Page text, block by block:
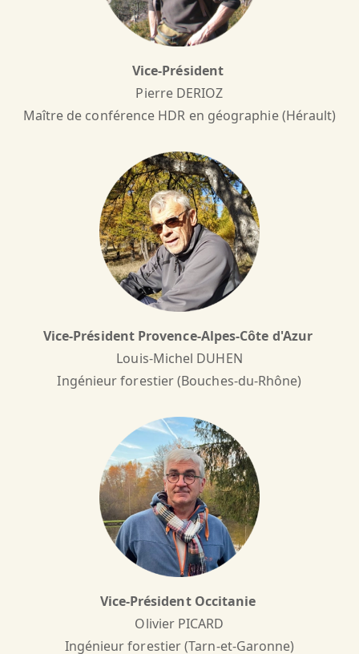
Vice-Président
Pierre DERIOZ
Maître de conférence HDR en géographie (Hérault)
Vice-Président Provence-Alpes-Côte d'Azur
Louis-Michel DUHEN
Ingénieur forestier (Bouches-du-Rhône)
Vice-Président Occitanie
Olivier PICARD
Ingénieur forestier (Tarn-et-Garonne)